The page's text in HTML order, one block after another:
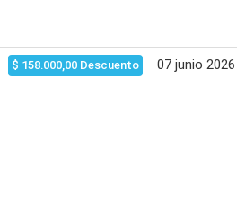
$ 158.000,00 Descuento 07 junio 2026